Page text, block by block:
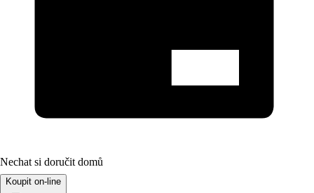
Nechat si doručit domů
Koupit on-line